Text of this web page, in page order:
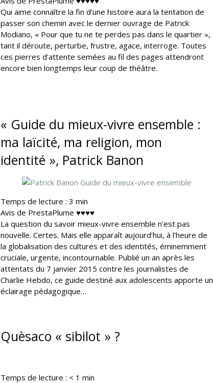
Qui aime connaître la fin d’une histoire aura la tentation de
passer son chemin avec le dernier ouvrage de Patrick
Modiano, « Pour que tu ne te perdes pas dans le quartier »,
tant il déroute, perturbe, frustre, agace, interroge. Toutes
ces pierres d’attente semées au fil des pages attendront
encore bien longtemps leur coup de théâtre.
« Guide du mieux-vivre ensemble :
ma laïcité, ma religion, mon
identité », Patrick Banon
Temps de lecture :3 min
Avis de PrestaPlume ♥♥♥♥
La question du savoir mieux-vivre ensemble n’est pas
nouvelle. Certes. Mais elle apparaît aujourd’hui, à l’heure de
la globalisation des cultures et des identités, éminemment
cruciale, urgente, incontournable. Publié un an après les
attentats du 7 janvier 2015 contre les journalistes de
Charlie Hebdo, ce guide destiné aux adolescents apporte un
éclairage pédagogique…
Quèsaco « sibilot » ?
Temps de lecture : < 1 min